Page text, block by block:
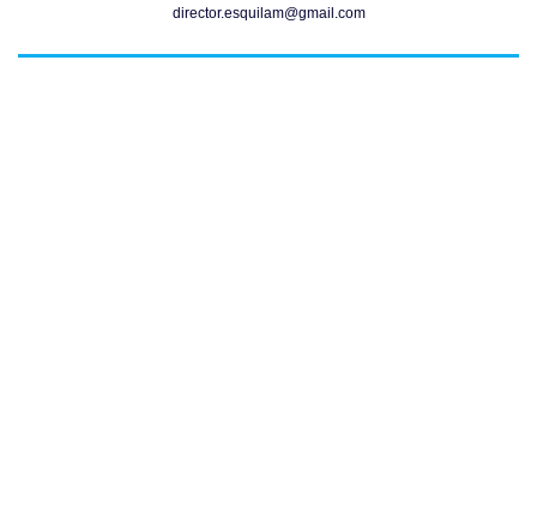
director.esquilam@gmail.com